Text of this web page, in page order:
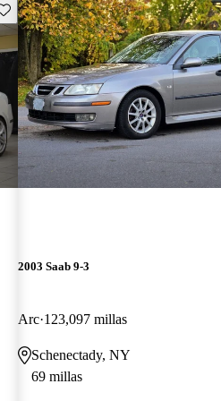
este Aviso
2003 Saab 9-3
Arc 123,097 millas
Schenectady, NY
69 millas